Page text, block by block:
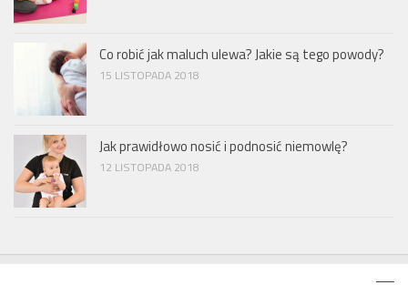
Co robić jak maluch ulewa? Jakie są tego powody?
15 LISTOPADA 2018
Jak prawidłowo nosić i podnosić niemowlę?
12 LISTOPADA 2018